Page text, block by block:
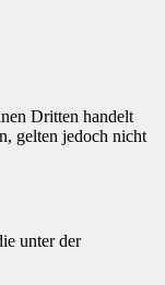
Dritten handelt
gelten jedoch nicht
unter der